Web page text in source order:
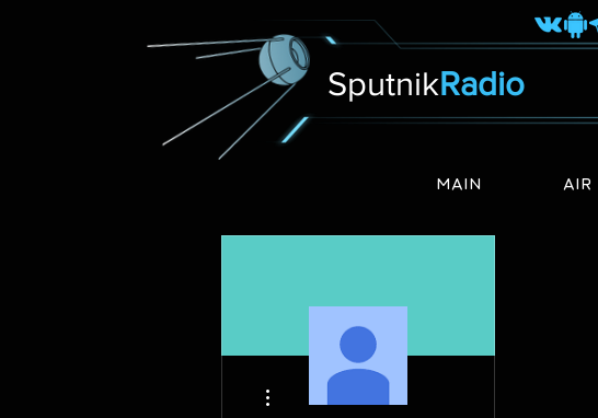
MAIN AIR
SputnikRadio
Другие действия